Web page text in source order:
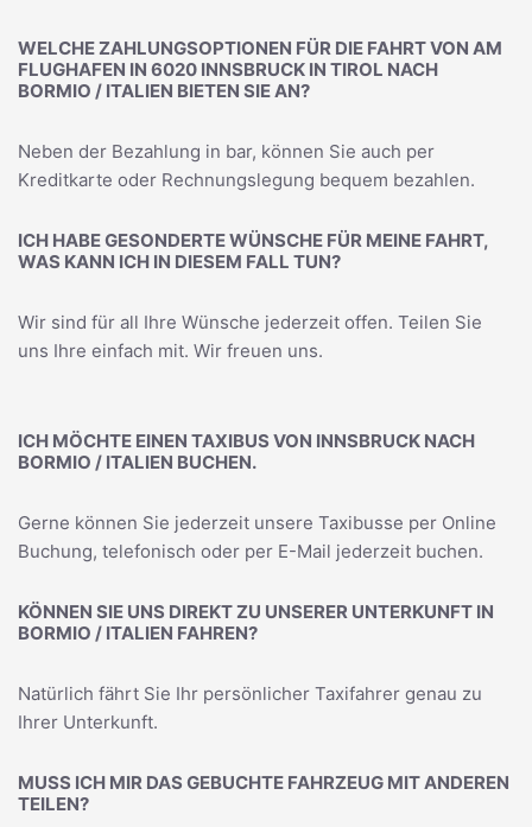
WELCHE ZAHLUNGSOPTIONEN FÜR DIE FAHRT VON AM
FLUGHAFEN IN 6020 INNSBRUCK IN TIROL NACH
BORMIO / ITALIEN BIETEN SIE AN?
Neben der Bezahlung in bar, können Sie auch per
Kreditkarte oder Rechnungslegung bequem bezahlen.
ICH HABE GESONDERTE WÜNSCHE FÜR MEINE FAHRT,
WAS KANN ICH IN DIESEM FALL TUN?
Wir sind für all Ihre Wünsche jederzeit offen. Teilen Sie
uns Ihre einfach mit. Wir freuen uns.
ICH MÖCHTE EINEN TAXIBUS VON INNSBRUCK NACH
BORMIO / ITALIEN BUCHEN.
Gerne können Sie jederzeit unsere Taxibusse per Online
Buchung, telefonisch oder per E-Mail jederzeit buchen.
KÖNNEN SIE UNS DIREKT ZU UNSERER UNTERKUNFT IN
BORMIO / ITALIEN FAHREN?
Natürlich fährt Sie Ihr persönlicher Taxifahrer genau zu
Ihrer Unterkunft.
MUSS ICH MIR DAS GEBUCHTE FAHRZEUG MIT ANDEREN
TEILEN?